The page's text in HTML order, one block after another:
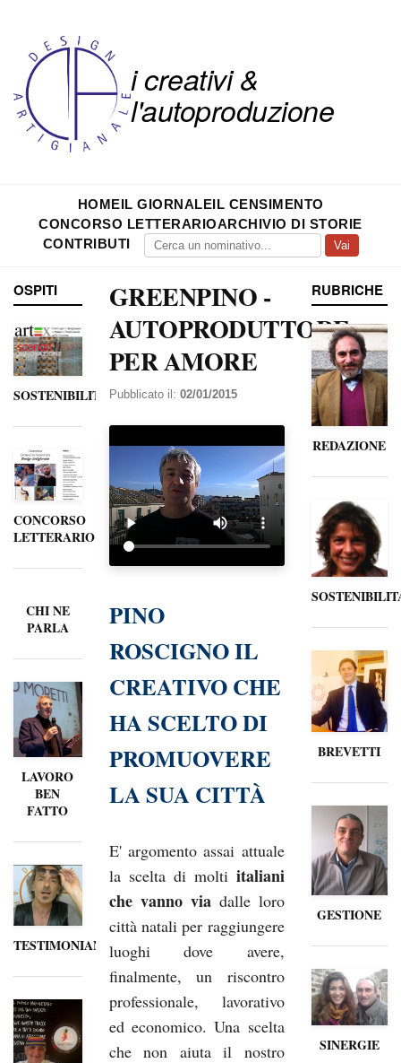
i creativi &
l'autoproduzione
HOMEIL GIORNALEIL CENSIMENTO
CONCORSO LETTERARIOARCHIVIO DI STORIE
CONTRIBUTI
Vai
OSPITI
SOSTENIBILITÀ
CONCORSO
LETTERARIO
CHI NE
PARLA
LAVORO
BEN
FATTO
TESTIMONIANZE
GREENPINO -
AUTOPRODUTTORE
PER AMORE
Pubblicato il: 02/01/2015
PINO
ROSCIGNO IL
CREATIVO CHE
HA SCELTO DI
PROMUOVERE
LA SUA CITTÀ
E' argomento assai attuale
la scelta di molti italiani
che vanno viadalle loro
città natali per raggiungere
luoghi dove avere,
finalmente, un riscontro
professionale, lavorativo
ed economico. Una scelta
che non aiuta il nostro
RUBRICHE
REDAZIONE
BREVETTI
GESTIONE
SINERGIE